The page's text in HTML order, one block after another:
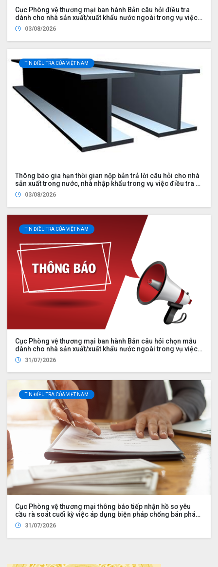
Cục Phòng vệ thương mại ban hành Bản câu hỏi điều tra
dành cho nhà sản xuất/xuất khẩu nước ngoài trong vụ việc
rà soát nhà xuất khẩu mới trong vụ việc áp dụng biện pháp
chống bán phá giá đối với một số sản phẩm ván sợi gỗ (mã
số vụ việc NR01.AD21)
03/08/2026
TIN ĐIỀU TRA CỦA VIỆT NAM
Thông báo gia hạn thời gian nộp bản trả lời câu hỏi cho nhà
sản xuất trong nước, nhà nhập khẩu trong vụ việc điều tra rà
soát cuối kỳ việc áp dụng biện pháp chống bán phá giá đối
với một số sản phẩm thép hình chữ H có xuất xứ từ Cộng hòa
nhân dân Trung Hoa (Mã vụ việc: ER02.AD03)
03/08/2026
TIN ĐIỀU TRA CỦA VIỆT NAM
Cục Phòng vệ thương mại ban hành Bản câu hỏi chọn mẫu
dành cho nhà sản xuất/xuất khẩu nước ngoài trong vụ việc
điều tra chống bán phá giá đối với một số sản phẩm thanh
thép dự ứng lực từ Cộng hòa nhân dân Trung Hoa (mã số vụ
việc: AD24)
31/07/2026
TIN ĐIỀU TRA CỦA VIỆT NAM
Cục Phòng vệ thương mại thông báo tiếp nhận hồ sơ yêu
cầu rà soát cuối kỳ việc áp dụng biện pháp chống bán phá
giá đối với một số sản phẩm bàn, ghế có xuất xứ từ nước
Cộng hòa Nhân dân Trung Hoa (Mã vụ việc: AD16)
31/07/2026